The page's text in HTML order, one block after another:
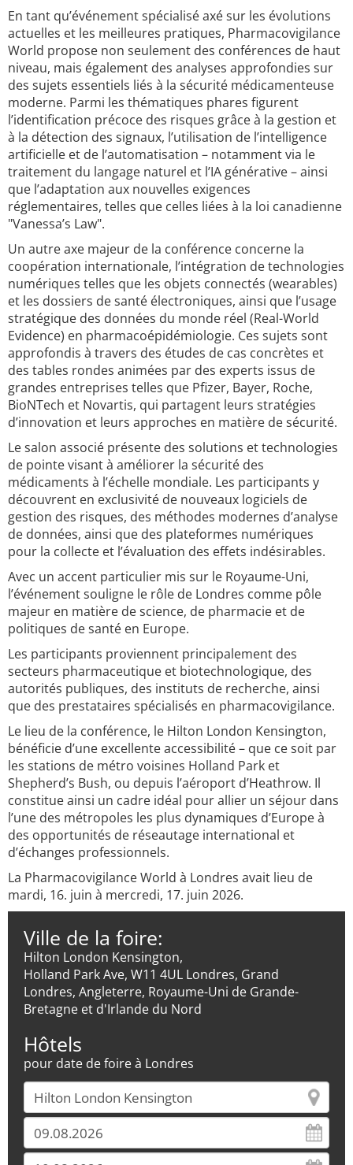
En tant qu’événement spécialisé axé sur les évolutions
actuelles et les meilleures pratiques, Pharmacovigilance
World propose non seulement des conférences de haut
niveau, mais également des analyses approfondies sur
des sujets essentiels liés à la sécurité médicamenteuse
moderne. Parmi les thématiques phares figurent
l’identification précoce des risques grâce à la gestion et
à la détection des signaux, l’utilisation de l’intelligence
artificielle et de l’automatisation – notamment via le
traitement du langage naturel et l’IA générative – ainsi
que l’adaptation aux nouvelles exigences
réglementaires, telles que celles liées à la loi canadienne
"Vanessa’s Law".
Un autre axe majeur de la conférence concerne la
coopération internationale, l’intégration de technologies
numériques telles que les objets connectés (wearables)
et les dossiers de santé électroniques, ainsi que l’usage
stratégique des données du monde réel (Real-World
Evidence) en pharmacoépidémiologie. Ces sujets sont
approfondis à travers des études de cas concrètes et
des tables rondes animées par des experts issus de
grandes entreprises telles que Pfizer, Bayer, Roche,
BioNTech et Novartis, qui partagent leurs stratégies
d’innovation et leurs approches en matière de sécurité.
Le salon associé présente des solutions et technologies
de pointe visant à améliorer la sécurité des
médicaments à l’échelle mondiale. Les participants y
découvrent en exclusivité de nouveaux logiciels de
gestion des risques, des méthodes modernes d’analyse
de données, ainsi que des plateformes numériques
pour la collecte et l’évaluation des effets indésirables.
Avec un accent particulier mis sur le Royaume-Uni,
l’événement souligne le rôle de Londres comme pôle
majeur en matière de science, de pharmacie et de
politiques de santé en Europe.
Les participants proviennent principalement des
secteurs pharmaceutique et biotechnologique, des
autorités publiques, des instituts de recherche, ainsi
que des prestataires spécialisés en pharmacovigilance.
Le lieu de la conférence, le Hilton London Kensington,
bénéficie d’une excellente accessibilité – que ce soit par
les stations de métro voisines Holland Park et
Shepherd’s Bush, ou depuis l’aéroport d’Heathrow. Il
constitue ainsi un cadre idéal pour allier un séjour dans
l’une des métropoles les plus dynamiques d’Europe à
des opportunités de réseautage international et
d’échanges professionnels.
La Pharmacovigilance World à Londres avait lieu de
mardi, 16. juin à mercredi, 17. juin 2026.
Ville de la foire:
Hilton London Kensington,
Holland Park Ave, W11 4UL Londres, Grand
Londres, Angleterre, Royaume-Uni de Grande-
Bretagne et d'Irlande du Nord
Hôtels
pour date de foire à Londres